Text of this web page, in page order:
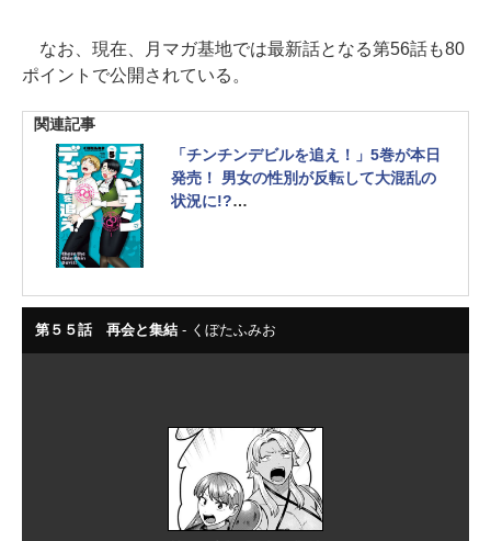
なお、現在、月マガ基地では最新話となる第56話も80
ポイントで公開されている。
関連記事
「チンチンデビルを追え！」5巻が本日
発売！ 男女の性別が反転して大混乱の
状況に!?